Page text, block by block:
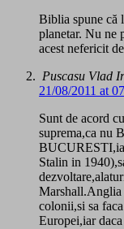
Biblia spune că
planetar. Nu ne
acest nefericit
Puscasu Vlad
21/08/2011 at
Sunt de acord
suprema,ca nu
Stalin in
Marshall.Anglia
colonii,si sa
Europei,iar